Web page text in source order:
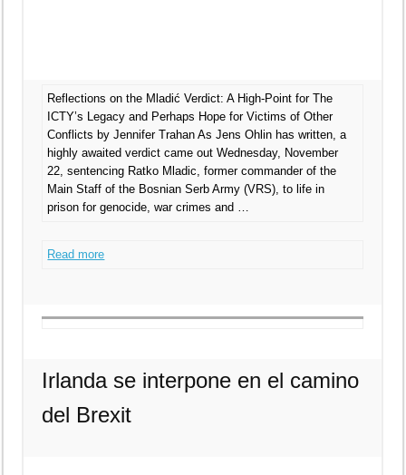
Reflections on the Mladić Verdict: A High-Point for The
ICTY’s Legacy and Perhaps Hope for Victims of Other
Conflicts by Jennifer Trahan As Jens Ohlin has written, a
highly awaited verdict came out Wednesday, November
22, sentencing Ratko Mladic, former commander of the
Main Staff of the Bosnian Serb Army (VRS), to life in
prison for genocide, war crimes and …
Read more
Irlanda se interpone en el camino
del Brexit